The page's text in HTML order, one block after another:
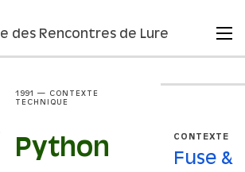
des Rencontres de Lure
1991 — CONTEXTE
TECHNIQUE
Python CONTEXTE
Fuse &